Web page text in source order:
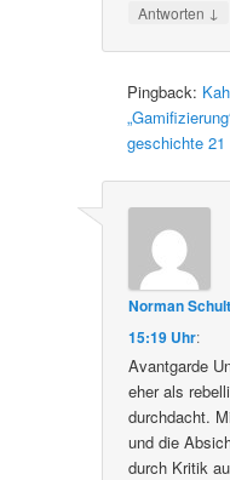
Antworten ↓
Pingback:
geschichte 21
Norman
15:19 Uhr:
Avantgarde
eher als
durchdacht.
und die
durch Kritik